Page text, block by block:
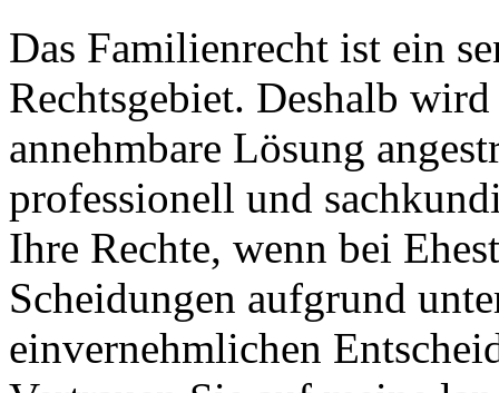
Das Familienrecht ist ein
Rechtsgebiet. Deshalb
annehmbare Lösung
professionell und
Ihre Rechte, wenn bei
Scheidungen aufgrund
einvernehmlichen